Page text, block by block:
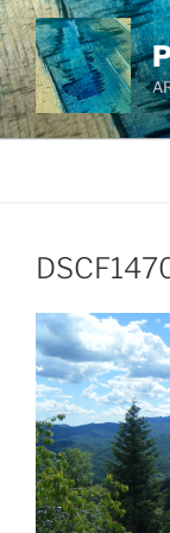
Salta
al
contenuto